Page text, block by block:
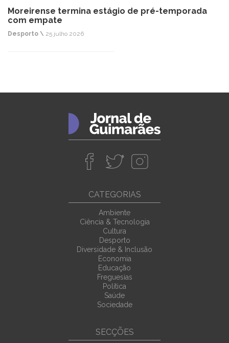
Moreirense termina estágio de pré-temporada
com empate
Desporto \ 25 julho 2026
CATEGORIAS
Ambiente
Ciência & Tecnologia
Cultura
Desporto
Diversidade & Inclusão
Economia
Educação
Freguesias
Política
Saúde
Sociedade
SECÇÕES